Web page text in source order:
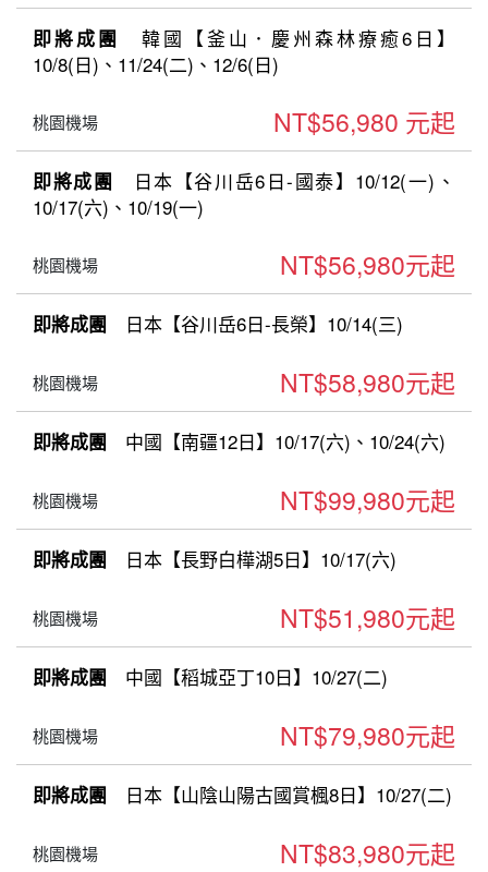
即將成團
韓國【釜山．慶州森林療癒6日】
10/8(日)、11/24(二)、12/6(日)
桃園機場 NT$56,980 元起
即將成團
日本【谷川岳6日-國泰】10/12(一)、
10/17(六)、10/19(一)
桃園機場 NT$56,980元起
即將成團 日本【谷川岳6日-長榮】10/14(三)
桃園機場 NT$58,980元起
即將成團 中國【南疆12日】10/17(六)、10/24(六)
桃園機場 NT$99,980元起
即將成團 日本【長野白樺湖5日】10/17(六)
桃園機場 NT$51,980元起
即將成團 中國【稻城亞丁10日】10/27(二)
桃園機場 NT$79,980元起
即將成團 日本【山陰山陽古國賞楓8日】10/27(二)
桃園機場 NT$83,980元起